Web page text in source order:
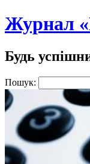
Журнал
Будь
Пошук: